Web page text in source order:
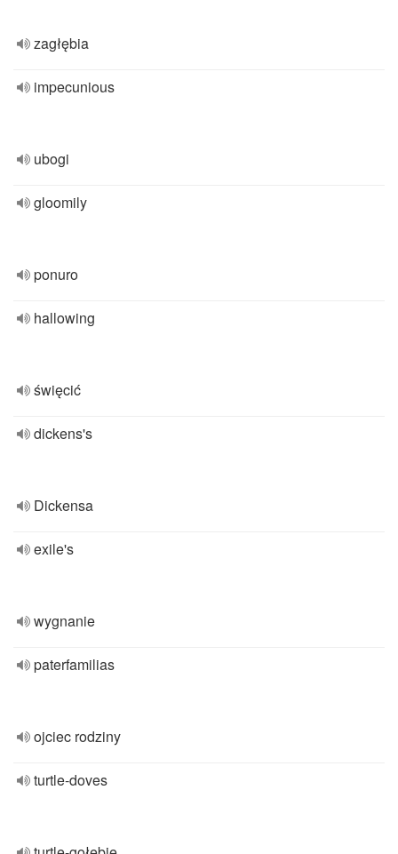
zagłębia
impecunious
ubogi
gloomily
ponuro
hallowing
święcić
dickens's
Dickensa
exile's
wygnanie
paterfamilias
ojciec rodziny
turtle-doves